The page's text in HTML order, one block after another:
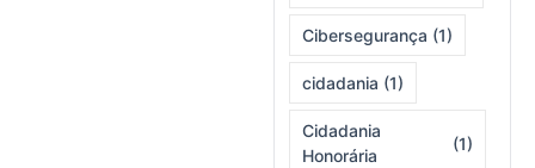
Cibersegurança (1)
cidadania (1)
Cidadania
Honorária
(1)